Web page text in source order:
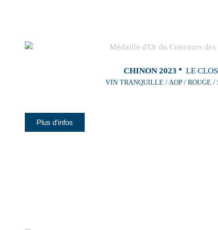
CHINON 2023 LE CLOS
VIN TRANQUILLE / AOP / ROUGE /
Plus d'infos